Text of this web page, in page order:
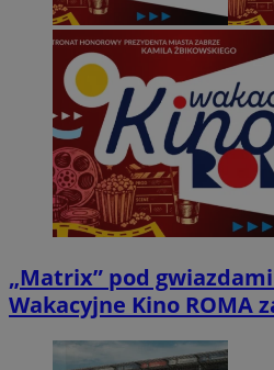
„Matrix” pod
Wakacyjne Kino ROMA